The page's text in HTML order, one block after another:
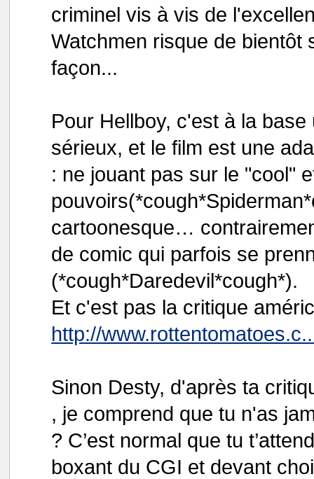
criminel vis à vis de
Watchmen risque de bientôt
façon...
Pour Hellboy, c'est à la
sérieux, et le film est une
: ne jouant pas sur le "cool"
cartoonesque…
de comic qui parfois se
(*cough*Daredevil*cough*).
Et c'est pas la critique
http://
Sinon Desty, d'après ta
, je comprend que tu n'as
? C’est normal que tu
boxant du CGI et devant